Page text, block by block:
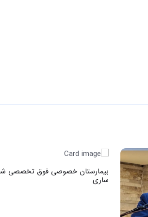
بیمارستان خصوصی فوق تخصصی
ساری